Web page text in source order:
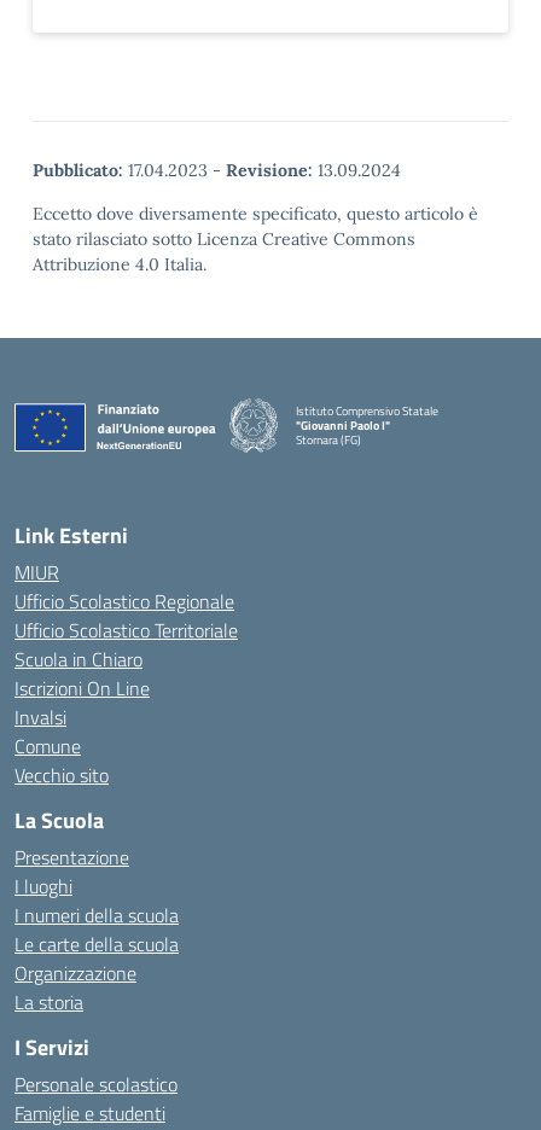
Pubblicato: 17.04.2023 - Revisione: 13.09.2024
Eccetto dove diversamente specificato, questo articolo è
stato rilasciato sotto Licenza Creative Commons
Attribuzione 4.0 Italia.
Istituto Comprensivo Statale
"Giovanni Paolo I"
Stornara (FG)
Link Esterni
MIUR
Ufficio Scolastico Regionale
Ufficio Scolastico Territoriale
Scuola in Chiaro
Iscrizioni On Line
Invalsi
Comune
Vecchio sito
La Scuola
Presentazione
I luoghi
I numeri della scuola
Le carte della scuola
Organizzazione
La storia
I Servizi
Personale scolastico
Famiglie e studenti